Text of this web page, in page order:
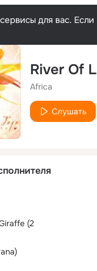
для вас.
River Of
Africa
Слушать
(2